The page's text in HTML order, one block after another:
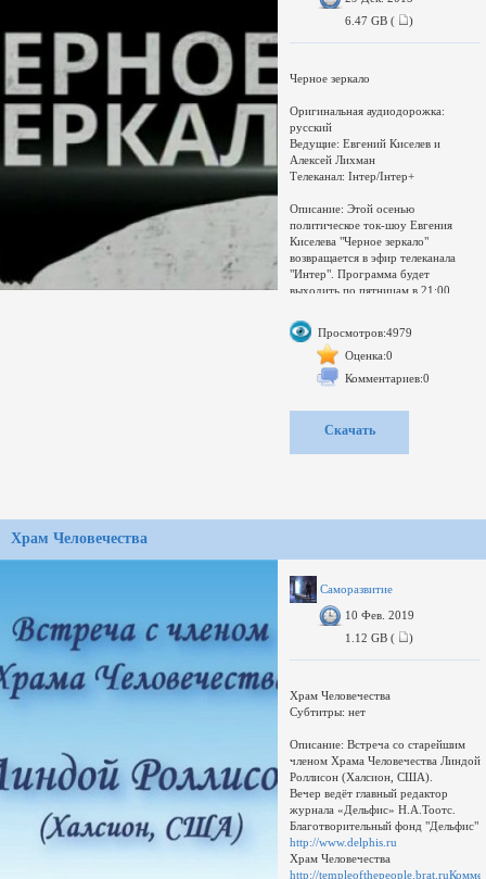
полгода "Свобода слова" становится
обладателем премии "Телетриумф",
6.47 GB (
)
Черное зеркало
Оригинальная аудиодорожка:
русский
Ведущие: Евгений Киселев и
Алексей Лихман
Телеканал: Iнтер/Iнтер+
Описание: Этой осенью
политическое ток-шоу Евгения
Киселева "Черное зеркало"
возвращается в эфир телеканала
"Интер". Программа будет
выходить по пятницам в 21:00.
известные журналисты, политики и
эксперты обсуждают происходящее
в стране - события, определившие
информационный фон уходящей
недели. И все это - для того, чтобы
меняющемся мире.
Просмотров:4979
Оценка:0
Комментариев:0
Скачать
Храм Человечества
Саморазвитие
10 Фев. 2019
1.12 GB (
)
Храм Человечества
Субтитры: нет
Описание: Встреча со старейшим
членом Храма Человечества Линдой
Роллисон (Халсион, США).
Вечер ведёт главный редактор
журнала «Дельфис» Н.А.Тоотс.
Благотворительный фонд "Дельфис"
http://www.delphis.ru
Храм Человечества
http://